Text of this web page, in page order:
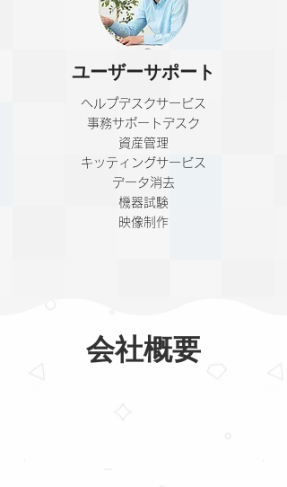
ユーザーサポート
ヘルプデスクサービス
事務サポートデスク
資産管理
キッティングサービス
データ消去
機器試験
​映像制作
​会社概要